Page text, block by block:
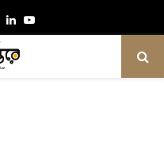
LinkedinYoutube